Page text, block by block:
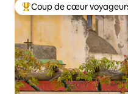
Coups de cœur voyageurs
Coup de cœur